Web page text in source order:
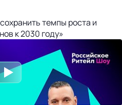
темпы роста и
к 2030 году»